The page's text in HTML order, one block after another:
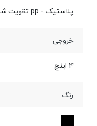
پلاستیک - pp تقویت شده
خروجی
4 اینچ
رنگ